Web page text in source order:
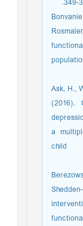
Ask, H.,
a